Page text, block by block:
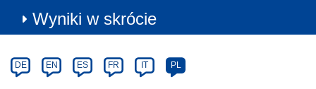
Wyniki w skrócie
Category
Article
available
DE EN ES FR IT PL